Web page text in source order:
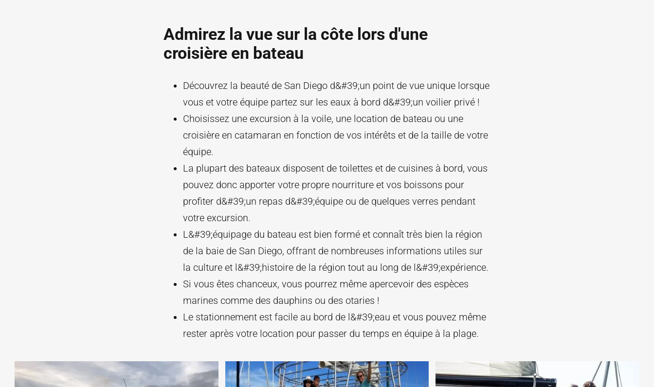
Admirez la vue sur la côte lors d'une
croisière en bateau
Découvrez la beauté de San Diego d&#39;un point de vue unique lorsque
vous et votre équipe partez sur les eaux à bord d&#39;un voilier privé !
Choisissez une excursion à la voile, une location de bateau ou une
croisière en catamaran en fonction de vos intérêts et de la taille de votre
équipe.
La plupart des bateaux disposent de toilettes et de cuisines à bord, vous
pouvez donc apporter votre propre nourriture et vos boissons pour
profiter d&#39;un repas d&#39;équipe ou de quelques verres pendant
votre excursion.
L&#39;équipage du bateau est bien formé et connaît très bien la région
de la baie de San Diego, offrant de nombreuses informations utiles sur
la culture et l&#39;histoire de la région tout au long de l&#39;expérience.
Si vous êtes chanceux, vous pourrez même apercevoir des espèces
marines comme des dauphins ou des otaries !
Le stationnement est facile au bord de l&#39;eau et vous pouvez même
rester après votre location pour passer du temps en équipe à la plage.